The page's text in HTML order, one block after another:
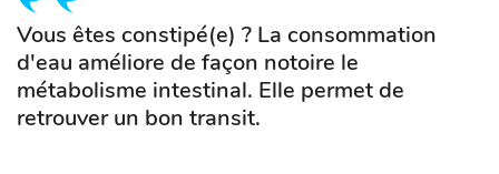
Vous êtes constipé(e) ? La consommation
d'eau améliore de façon notoire le
métabolisme intestinal. Elle permet de
retrouver un bon transit.